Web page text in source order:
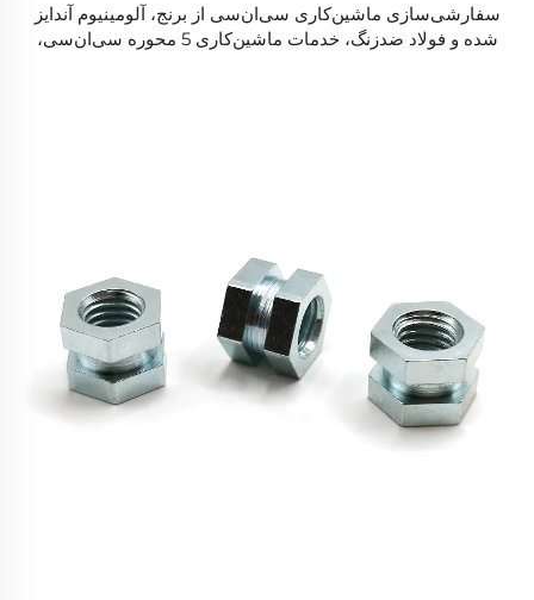
سفارشی‌سازی ماشین‌کاری سی‌ان‌سی از برنج، آلومینیوم آندایز
شده و فولاد ضدزنگ، خدمات ماشین‌کاری 5 محوره سی‌ان‌سی،